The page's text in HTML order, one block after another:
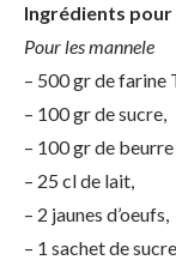
Ingrédients pour
Pour les mannele
– 500 gr de farine
– 100 gr de sucre,
– 100 gr de
– 25 cl de lait,
– 2 jaunes d’oeufs,
– 1 sachet de